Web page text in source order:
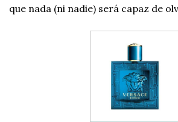
que nada (ni nadie) será capaz de